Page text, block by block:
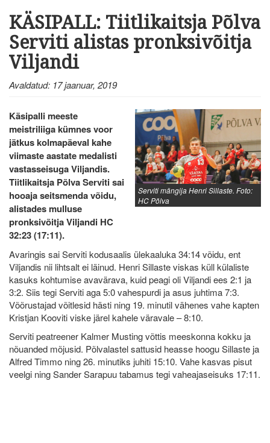
KÄSIPALL: Tiitlikaitsja Põlva
Serviti alistas pronksivõitja
Viljandi
Avaldatud: 17 jaanuar, 2019
Serviti mängija Henri Sillaste. Foto:
HC Põlva
Käsipalli meeste
meistriliiga kümnes voor
jätkus kolmapäeval kahe
viimaste aastate medalisti
vastasseisuga Viljandis.
Tiitlikaitsja Põlva Serviti sai
hooaja seitsmenda võidu,
alistades mulluse
pronksivõitja Viljandi HC
32:23 (17:11).
Avaringis sai Serviti kodusaalis ülekaaluka 34:14 võidu, ent
Viljandis nii lihtsalt ei läinud. Henri Sillaste viskas küll külaliste
kasuks kohtumise avavärava, kuid peagi oli Viljandi ees 2:1 ja
3:2. Siis tegi Serviti aga 5:0 vahespurdi ja asus juhtima 7:3.
Võõrustajad võitlesid hästi ning 19. minutil vähenes vahe kapten
Kristjan Kooviti viske järel kahele väravale – 8:10.
Serviti peatreener Kalmer Musting võttis meeskonna kokku ja
nõuanded mõjusid. Põlvalastel sattusid heasse hoogu Sillaste ja
Alfred Timmo ning 26. minutiks juhiti 15:10. Vahe kasvas pisut
veelgi ning Sander Sarapuu tabamus tegi vaheajaseisuks 17:11.